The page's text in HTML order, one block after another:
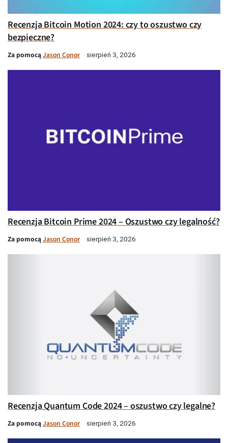
Recenzja Bitcoin Motion 2024: czy to oszustwo czy
bezpieczne?
Za pomocąJason Conor sierpień 3, 2026
Recenzja Bitcoin Prime 2024 – Oszustwo czy legalność?
Za pomocąJason Conor sierpień 3, 2026
Recenzja Quantum Code 2024 – oszustwo czy legalne?
Za pomocąJason Conor sierpień 3, 2026